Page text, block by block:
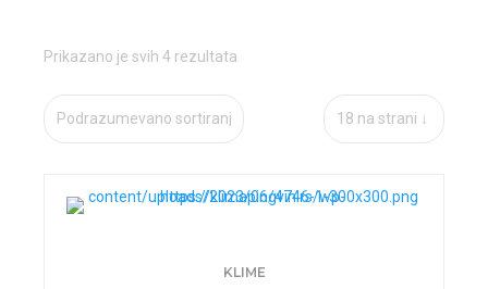
Prikazano je svih 4 rezultata
KLIME